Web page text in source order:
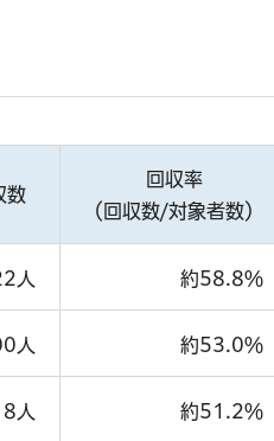
数
回収率
（回収数/対象者数）
人 約58.8％
人 約53.0％
人 約51.2％